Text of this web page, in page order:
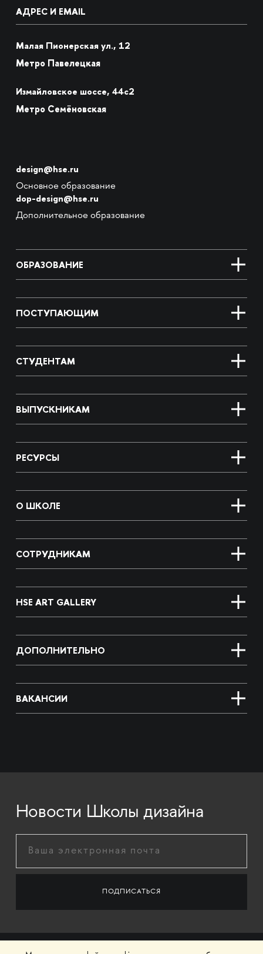
АДРЕС И EMAIL
Малая Пионерская ул., 12
Метро Павелецкая
Измайловское шоссе, 44с2
Метро Семёновская
design@hse.ru
Основное образование
dop-design@hse.ru
Дополнительное образование
ОБРАЗОВАНИЕ
ПОСТУПАЮЩИМ
СТУДЕНТАМ
ВЫПУСКНИКАМ
РЕСУРСЫ
О ШКОЛЕ
СОТРУДНИКАМ
HSE ART GALLERY
ДОПОЛНИТЕЛЬНО
ВАКАНСИИ
Новости Школы дизайна